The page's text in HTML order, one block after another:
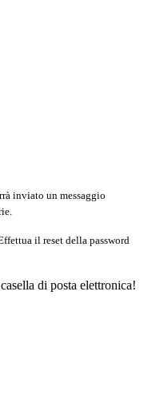
inviato un messaggio
il reset della password
di posta elettronica!